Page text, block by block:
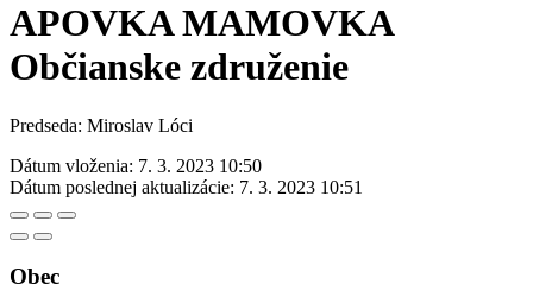
APOVKA MAMOVKA
Občianske združenie
Predseda: Miroslav Lóci
Dátum vloženia: 7. 3. 2023 10:50
Dátum poslednej aktualizácie: 7. 3. 2023 10:51
Obec